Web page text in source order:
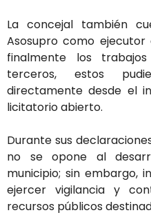
La concejal también
Asosupro como
finalmente los
terceros, estos
directamente desde el
licitatorio abierto.
Durante sus
no se opone al
municipio; sin embargo,
ejercer vigilancia y
recursos públicos